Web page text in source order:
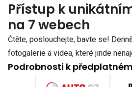
Přístup k
na 7 webech
Čtěte, poslouchejte, bavte se!
fotogalerie a videa, které jinde
Podrobnosti k